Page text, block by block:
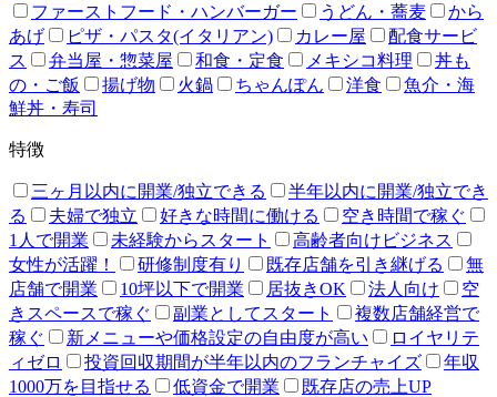
ファーストフード・ハンバーガー
うどん・蕎麦
から
あげ
ピザ・パスタ(イタリアン) カレー屋
配食サービ
ス
弁当屋・惣菜屋 和食・定食 メキシコ料理
丼も
の・ご飯
揚げ物 火鍋 ちゃんぽん 洋食
魚介・海
鮮丼・寿司
特徴
三ヶ月以内に開業/独立できる
半年以内に開業/独立でき
る
夫婦で独立 好きな時間に働ける
空き時間で稼ぐ
1人で開業
未経験からスタート
高齢者向けビジネス
女性が活躍！
研修制度有り 既存店舗を引き継げる
無
店舗で開業
10坪以下で開業 居抜きOK 法人向け
空
きスペースで稼ぐ
副業としてスタート
複数店舗経営で
稼ぐ
新メニューや価格設定の自由度が高い
ロイヤリテ
ィゼロ
投資回収期間が半年以内のフランチャイズ
年収
1000万を目指せる
低資金で開業 既存店の売上UP